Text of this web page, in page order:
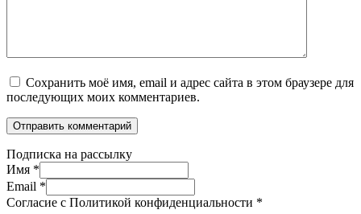
Сохранить моё имя, email и адрес сайта в этом браузере для
последующих моих комментариев.
Подписка на рассылку
Имя *
Email *
Согласие с Политикой конфиденциальности *